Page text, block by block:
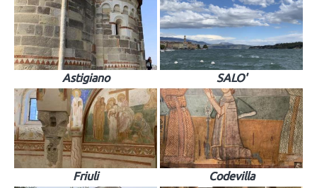
Astigiano SALO'
Friuli Codevilla